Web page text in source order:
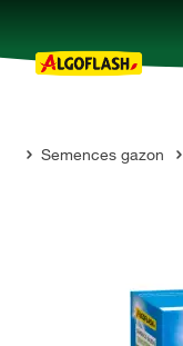
Nos produits
Semences gazon